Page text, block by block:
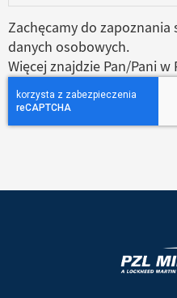
Zachęcamy do zapoznania
danych osobowych.
Więcej znajdzie Pan/Pani